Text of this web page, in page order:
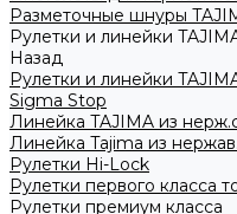
Разметочные шнуры
Рулетки и линейки
Назад
Рулетки и линейки
Sigma Stop
Линейка TAJIMA из
Линейка Tajima из
Рулетки Hi-Lock
Рулетки первого класса
Рулетки премиум класса